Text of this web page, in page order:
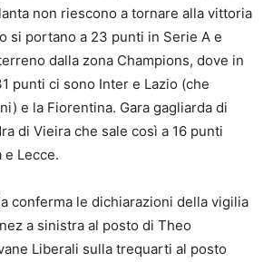
non riescono a tornare alla vittoria
si portano a 23 punti in Serie A e
dalla zona Champions, dove in
punti ci sono Inter e Lazio (che
e la Fiorentina. Gara gagliarda di
di Vieira che sale così a 16 punti
e Lecce.
conferma le dichiarazioni della vigilia
a sinistra al posto di Theo
Liberali sulla trequarti al posto